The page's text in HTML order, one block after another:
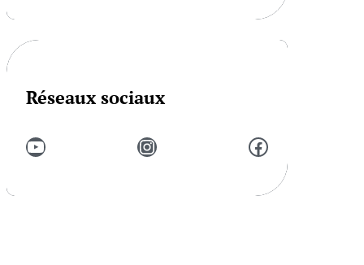
Réseaux sociaux
YouTube Instagram Facebook